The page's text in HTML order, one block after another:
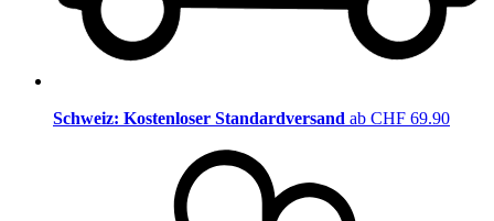
Schweiz: Kostenloser Standardversand ab CHF 69.90